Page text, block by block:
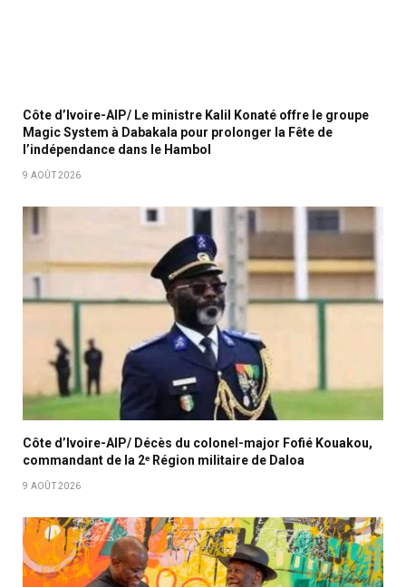
Côte d’Ivoire-AIP/ Le ministre Kalil Konaté offre le groupe
Magic System à Dabakala pour prolonger la Fête de
l’indépendance dans le Hambol
9 AOÛT 2026
Côte d’Ivoire-AIP/ Décès du colonel-major Fofié Kouakou,
commandant de la 2ᵉ Région militaire de Daloa
9 AOÛT 2026